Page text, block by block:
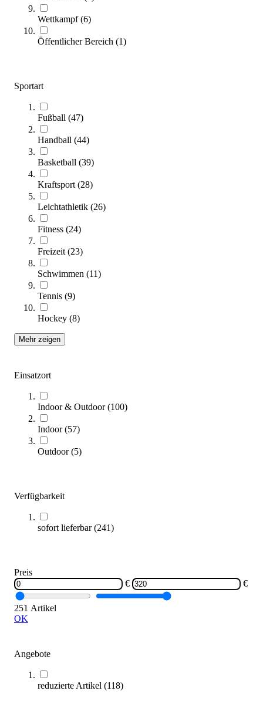
Wettkampf(6)
Öffentlicher Bereich (1)
Sportart
Fußball (47)
Handball (44)
Basketball (39)
Kraftsport (28)
Leichtathletik (26)
Fitness (24)
Freizeit (23)
Schwimmen (11)
Tennis (9)
Hockey (8)
Mehr zeigen
Einsatzort
Indoor & Outdoor(100)
Indoor(57)
Outdoor(5)
Verfügbarkeit
sofort lieferbar(241)
Preis
€
€
251 Artikel
OK
Angebote
reduzierte Artikel (118)
tanga sports® Turnier-Tennisring
4,50 €
Zum Produkt
Varianten zur Auswahl
Sofort lieferbar
tanga sports® Moosgummiball
3,95 €
Zum Produkt
Nur wenige auf Lager
ab 1,77 €
Nur wenige auf Lager